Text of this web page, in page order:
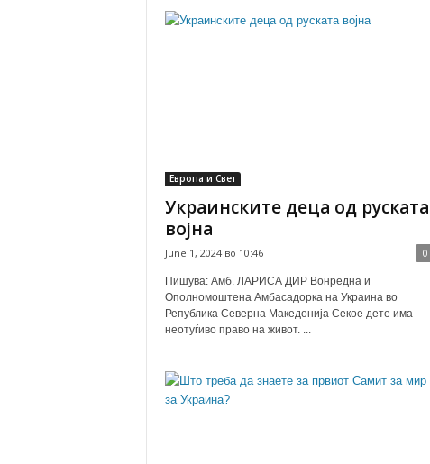
Европа и Свет
Украинските деца од руската
војна
June 1, 2024 во 10:46 0
Пишува: Амб. ЛАРИСА ДИР Вонредна и
Ополномоштена Амбасадорка на Украина во
Република Северна Македонија Секое дете има
неотуѓиво право на живот. ...